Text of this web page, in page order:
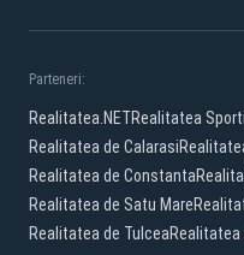
Parteneri:
Realitatea.NETRealitatea
Realitatea de Calarasi
Realitatea de Constanta
Realitatea de Satu Mare
Realitatea de TulceaRealitatea